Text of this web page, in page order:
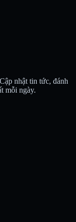
nhật tin tức, đánh
mỗi ngày.